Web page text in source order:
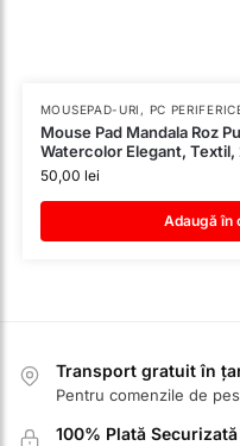
MOUSEPAD-URI , PC
Mouse Pad Mandala Roz
Watercolor Elegant, Textil,
50,00 lei
Adaugă în
Transport gratuit în
Pentru comenzile de
100% Plată Securizată